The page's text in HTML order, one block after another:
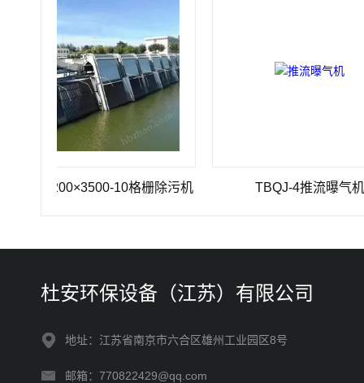
1200×3500-10格栅除污机 TBQJ-4推流曝气机
杜安环保设备（江苏）有限公司
地址：江苏省南京市六合区雄州工业园区8号
邮箱：770822429@qq.com